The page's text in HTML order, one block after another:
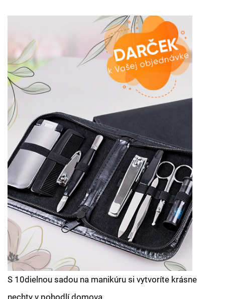
S 10dielnou sadou na manikúru si vytvoríte krásne